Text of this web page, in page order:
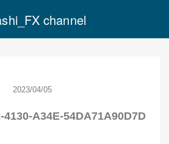
channel
2023/04/05
4130-A34E-54DA71A90D7D